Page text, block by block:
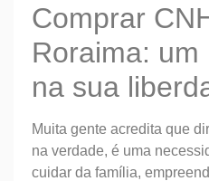
Comprar
Roraima:
na sua
Muita gente acredita que
na verdade, é uma
cuidar da família,